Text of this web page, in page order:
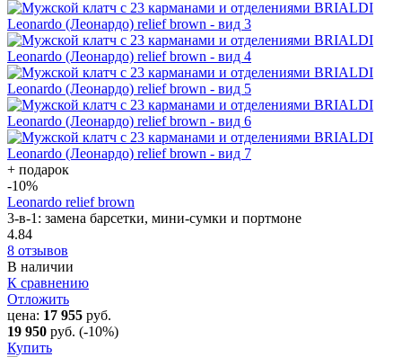
+ подарок
-10%
Leonardo relief brown
3-в-1: замена барсетки, мини-сумки и портмоне
4.84
8 отзывов
В наличии
К сравнению
Отложить
цена: 17 955 руб.
19 950 руб. (-10%)
Купить